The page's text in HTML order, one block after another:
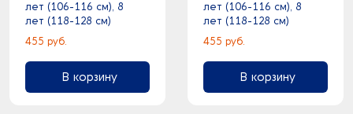
лет (106-116 см), 8
лет (118-128 см)
455 руб.
В корзину
лет (106-116 см), 8
лет (118-128 см)
455 руб.
В корзину